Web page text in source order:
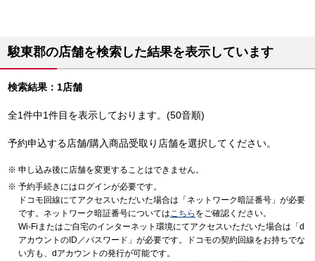
駿東郡の店舗を検索した結果を表示しています
検索結果：1店舗
全1件中1件目を表示しております。(50音順)
予約申込する店舗/購入商品受取り店舗を選択してください。
申し込み後に店舗を変更することはできません。
予約手続きにはログインが必要です。
ドコモ回線にてアクセスいただいた場合は「ネットワーク暗証番号」が必要
です。ネットワーク暗証番号についてはこちら をご確認ください。
Wi-Fiまたはご自宅のインターネット環境にてアクセスいただいた場合は「d
アカウントのID／パスワード」が必要です。ドコモの契約回線をお持ちでな
い方も、dアカウントの発行が可能です。